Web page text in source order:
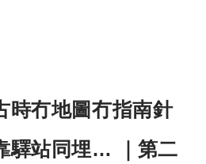
時冇地圖冇指南針
驛站同埋… ｜第二